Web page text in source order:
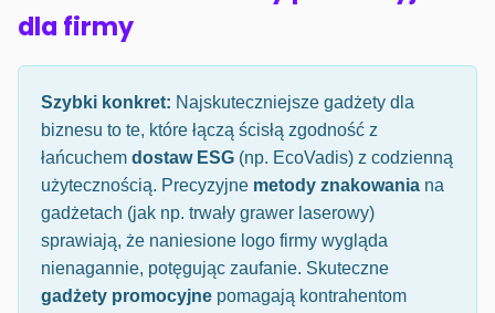
dla firmy
Szybki konkret: Najskuteczniejsze gadżety dla
biznesu to te, które łączą ścisłą zgodność z
łańcuchem dostaw ESG (np. EcoVadis) z codzienną
użytecznością. Precyzyjne metody znakowania na
gadżetach (jak np. trwały grawer laserowy)
sprawiają, że naniesione logo firmy wygląda
nienagannie, potęgując zaufanie. Skuteczne
gadżety promocyjne pomagają kontrahentom